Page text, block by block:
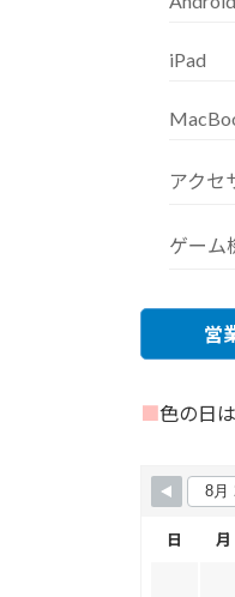
iPad
アクセ
ゲーム
営
■色の日
日 月